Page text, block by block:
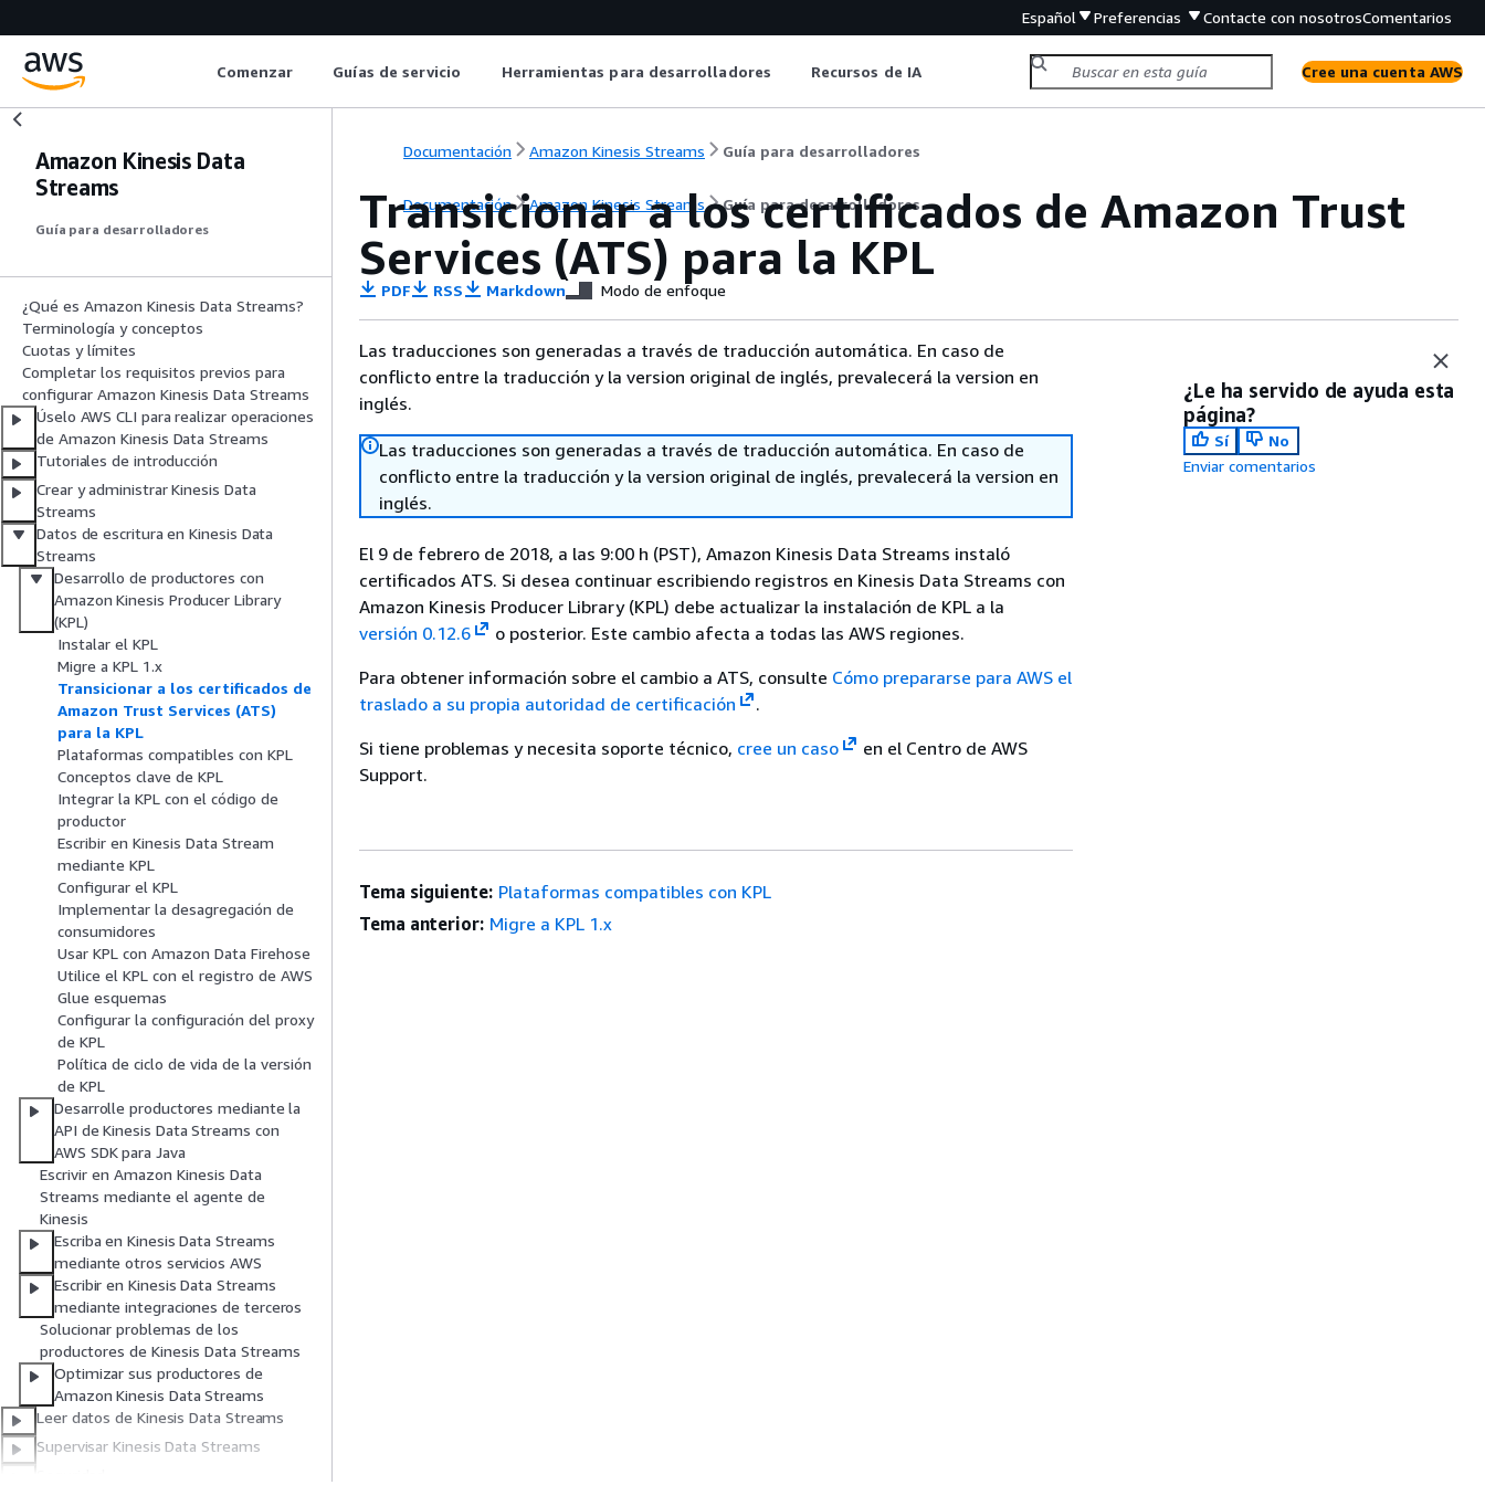
Español Preferencias Contacte con nosotrosComentarios
Comenzar Guías de servicio Herramientas para desarrolladores Recursos de IA Cree una cuenta AWS
Amazon Kinesis Data
Streams
Guía para desarrolladores
¿Qué es Amazon Kinesis Data Streams?
Terminología y conceptos
Cuotas y límites
Completar los requisitos previos para
configurar Amazon Kinesis Data Streams
Úselo AWS CLI para realizar operaciones
de Amazon Kinesis Data Streams
Tutoriales de introducción
Crear y administrar Kinesis Data
Streams
Datos de escritura en Kinesis Data
Streams
Desarrollo de productores con
Amazon Kinesis Producer Library
(KPL)
Instalar el KPL
Migre a KPL 1.x
Transicionar a los certificados de
Amazon Trust Services (ATS)
para la KPL
Plataformas compatibles con KPL
Conceptos clave de KPL
Integrar la KPL con el código de
productor
Escribir en Kinesis Data Stream
mediante KPL
Configurar el KPL
Implementar la desagregación de
consumidores
Usar KPL con Amazon Data Firehose
Utilice el KPL con el registro de AWS
Glue esquemas
Configurar la configuración del proxy
de KPL
Política de ciclo de vida de la versión
de KPL
Desarrolle productores mediante la
API de Kinesis Data Streams con
AWS SDK para Java
Escrivir en Amazon Kinesis Data
Streams mediante el agente de
Kinesis
Escriba en Kinesis Data Streams
mediante otros servicios AWS
Escribir en Kinesis Data Streams
mediante integraciones de terceros
Solucionar problemas de los
productores de Kinesis Data Streams
Optimizar sus productores de
Amazon Kinesis Data Streams
Leer datos de Kinesis Data Streams
Supervisar Kinesis Data Streams
Documentación Amazon Kinesis Streams Guía para desarrolladores
Documentación Amazon Kinesis Streams Guía para desarrolladores
Transicionar a los certificados de Amazon Trust
Services (ATS) para la KPL
PDF RSS Markdown Modo de enfoque
Las traducciones son generadas a través de traducción automática. En caso de
conflicto entre la traducción y la version original de inglés, prevalecerá la version en
inglés.
Las traducciones son generadas a través de traducción automática. En caso de
conflicto entre la traducción y la version original de inglés, prevalecerá la version en
inglés.
El 9 de febrero de 2018, a las 9:00 h (PST), Amazon Kinesis Data Streams instaló
certificados ATS. Si desea continuar escribiendo registros en Kinesis Data Streams con
Amazon Kinesis Producer Library (KPL) debe actualizar la instalación de KPL a la
versión 0.12.6
o posterior. Este cambio afecta a todas las AWS regiones.
Para obtener información sobre el cambio a ATS, consulte Cómo prepararse para AWS el
traslado a su propia autoridad de certificación
.
Si tiene problemas y necesita soporte técnico, cree un caso
en el Centro de AWS
Support.
¿Le ha servido de ayuda esta
página?
Sí
No
Enviar comentarios
Tema siguiente: Plataformas compatibles con KPL
Tema anterior: Migre a KPL 1.x